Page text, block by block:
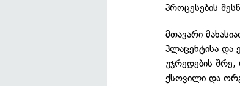
პროცესების
მთავარი
პლაცენტისა და
უჯრედების შრე,
ქსოვილი და